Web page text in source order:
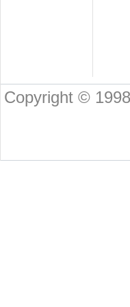
Copyright ©